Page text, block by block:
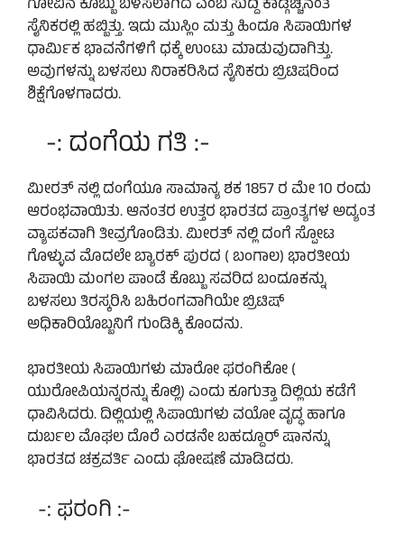
ಗೋವಿನ ಕೊಬ್ಬು ಬಳಸಲಾಗಿದೆ ಎಂಬ ಸುದ್ದಿ ಕಾಡ್ಗಿಚ್ಚಿನಂತೆ
ಸೈನಿಕರಲ್ಲಿ ಹಬ್ಬಿತ್ತು. ಇದು ಮುಸ್ಲಿಂ ಮತ್ತು ಹಿಂದೂ ಸಿಪಾಯಿಗಳ
ಧಾರ್ಮಿಕ ಭಾವನೆಗಳಿಗೆ ಧಕ್ಕೆ ಉಂಟು ಮಾಡುವುದಾಗಿತ್ತು.
ಅವುಗಳನ್ನು ಬಳಸಲು ನಿರಾಕರಿಸಿದ ಸೈನಿಕರು ಬ್ರಿಟಿಷರಿಂದ
ಶಿಕ್ಷೆಗೊಳಗಾದರು.
-: ದಂಗೆಯ ಗತಿ :-
ಮೀರತ್ ನಲ್ಲಿ ದಂಗೆಯೂ ಸಾಮಾನ್ಯ ಶಕ 1857 ರ ಮೇ 10 ರಂದು
ಆರಂಭವಾಯಿತು. ಆನಂತರ ಉತ್ತರ ಭಾರತದ ಪ್ರಾಂತ್ಯಗಳ ಅದ್ಯಂತ
ವ್ಯಾಪಕವಾಗಿ ತೀವ್ರಗೊಂಡಿತು. ಮೀರತ್ ನಲ್ಲಿ ದಂಗೆ ಸ್ಪೋಟ
ಗೊಳ್ಳುವ ಮೊದಲೇ ಬ್ಯಾರಕ್ ಪುರದ ( ಬಂಗಾಲ) ಭಾರತೀಯ
ಸಿಪಾಯಿ ಮಂಗಲ ಪಾಂಡೆ ಕೊಬ್ಬು ಸವರಿದ ಬಂದೂಕನ್ನು
ಬಳಸಲು ತಿರಸ್ಕರಿಸಿ ಬಹಿರಂಗವಾಗಿಯೇ ಬ್ರಿಟಿಷ್
ಅಧಿಕಾರಿಯೊಬ್ಬನಿಗೆ ಗುಂಡಿಕ್ಕಿ ಕೊಂದನು.
ಭಾರತೀಯ ಸಿಪಾಯಿಗಳು ಮಾರೋ ಫರಂಗಿಕೋ (
ಯುರೋಪಿಯನ್ನರನ್ನು ಕೊಲ್ಲಿ) ಎಂದು ಕೂಗುತ್ತಾ ದಿಲ್ಲಿಯ ಕಡೆಗೆ
ಧಾವಿಸಿದರು. ದಿಲ್ಲಿಯಲ್ಲಿ ಸಿಪಾಯಿಗಳು ವಯೋ ವೃದ್ಧ ಹಾಗೂ
ದುರ್ಬಲ ಮೊಘಲ ದೊರೆ ಎರಡನೇ ಬಹದ್ದೂರ್ ಷಾನನ್ನು
ಭಾರತದ ಚಕ್ರವರ್ತಿ ಎಂದು ಘೋಷಣೆ ಮಾಡಿದರು.
-: ಫರಂಗಿ :-